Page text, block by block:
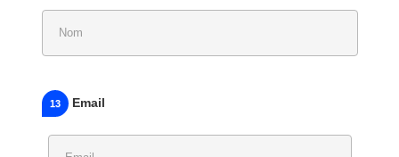
13 Email